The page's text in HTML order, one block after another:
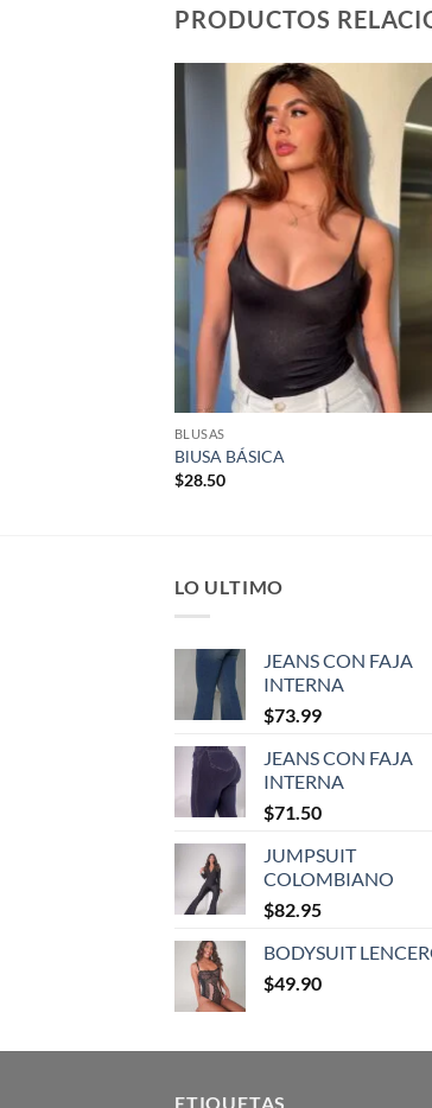
PRODUCTOS
BLUSAS
BlUSA BÁSICA
$28.50
LO ULTIMO
JEANS CON FAJA
INTERNA
$73.99
JEANS CON FAJA
INTERNA
$71.50
JUMPSUIT
COLOMBIANO
$82.95
BODYSUIT
$49.90
ETIQUETAS